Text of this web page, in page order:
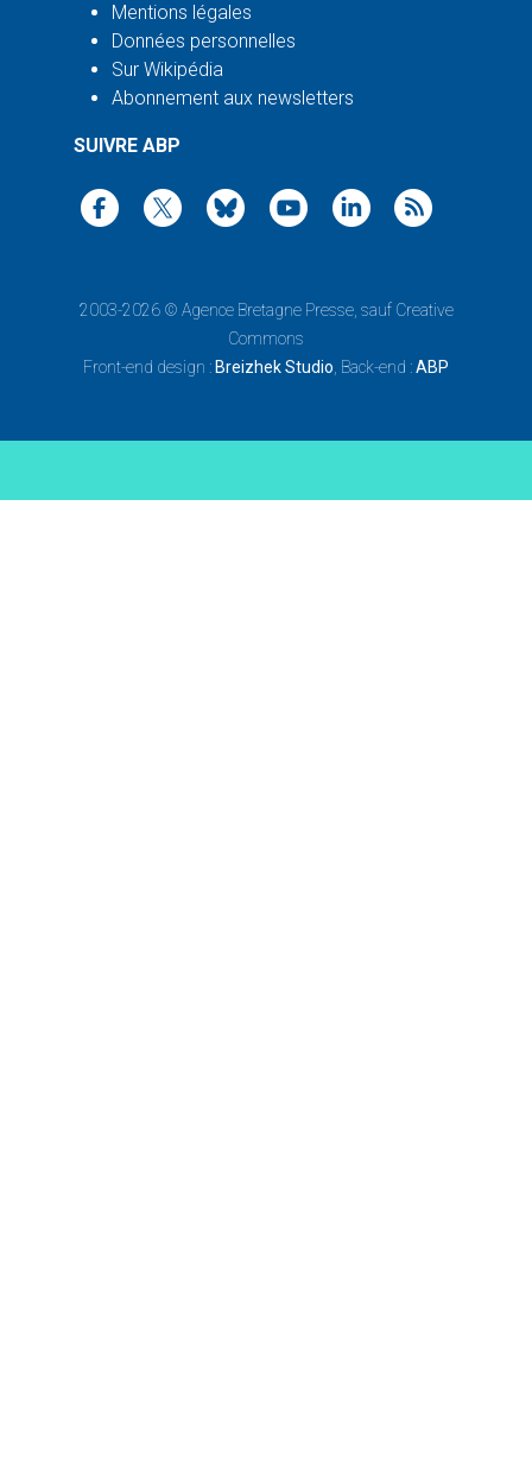
Mentions légales
Données personnelles
Sur Wikipédia
Abonnement aux newsletters
SUIVRE ABP
2003-2026 © Agence Bretagne Presse, sauf Creative
Commons
Front-end design : Breizhek Studio, Back-end :ABP